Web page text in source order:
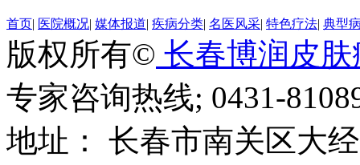
首页| 医院概况| 媒体报道| 疾病分类| 名医风采| 特色疗法| 典型
版权所有© 长春博润皮
专家咨询热线; 0431-
地址： 长春市南关区大